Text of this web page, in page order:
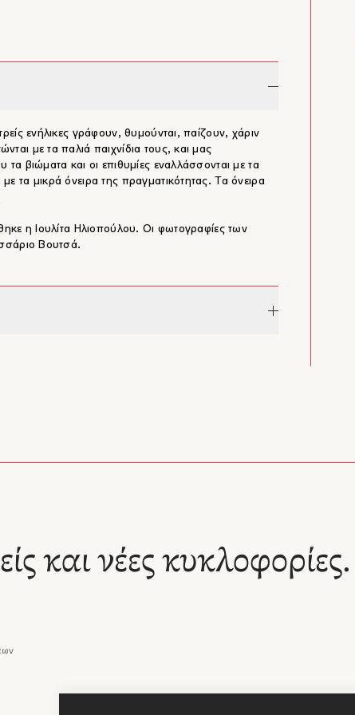
ενήλικες γράφουν, θυμούνται, παίζουν, χάριν
με τα παλιά παιχνίδια τους, και μας
βιώματα και οι επιθυμίες εναλλάσσονται με τα
τα μικρά όνειρα της πραγματικότητας. Τα όνειρα
η Ιουλίτα Ηλιοπούλου. Οι φωτογραφίες των
Βουτσά.
και νέες κυκλοφορίες.